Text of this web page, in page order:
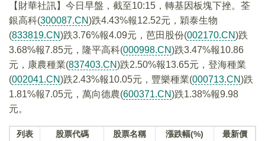
【財華社訊】今日早盤，截至10:15，轉基因板塊下挫。荃
銀高科(300087.CN)跌4.43%報12.52元，穎泰生物
(833819.CN)跌3.76%報4.09元，芭田股份(002170.CN)跌
3.68%報7.85元，隆平高科(000998.CN)跌3.47%報10.86
元，康農種業(837403.CN)跌2.50%報13.65元，登海種業
(002041.CN)跌2.43%報10.05元，豐樂種業(000713.CN)跌
1.81%報7.05元，萬向德農(600371.CN)跌1.38%報9.98
元。
列表 股票代碼 股票名稱 漲跌幅(%)
最新價